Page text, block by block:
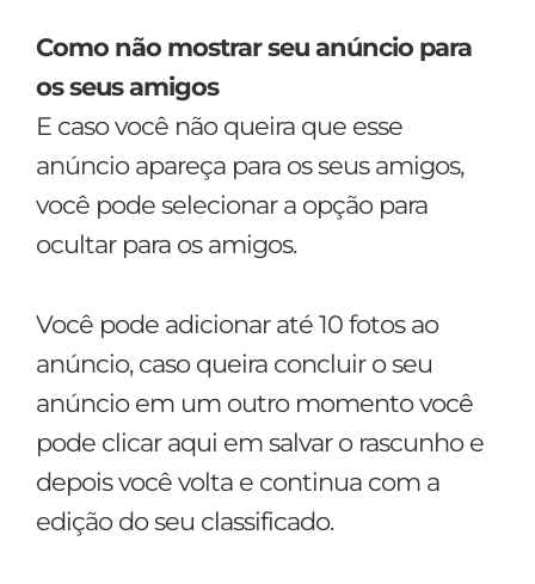
Como não mostrar seu anúncio para
os seus amigos
E caso você não queira que esse
anúncio apareça para os seus amigos,
você pode selecionar a opção para
ocultar para os amigos.
Você pode adicionar até 10 fotos ao
anúncio, caso queira concluir o seu
anúncio em um outro momento você
pode clicar aqui em salvar o rascunho e
depois você volta e continua com a
edição do seu classificado.